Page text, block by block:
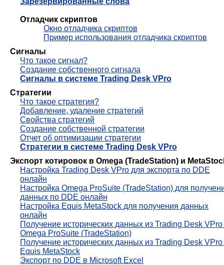
Отладчик скриптов
Окно отладчика скриптов
Пример использования отладчика скриптов
Сигналы
Что такое сигнал?
Создание собственного сигнала
Сигналы в системе Trading Desk VPro
Стратегии
Что такое стратегия?
Добавление, удаление стратегий
Свойства стратегий
Создание собственной стратегии
Отчет об оптимизации стратегии
Стратегии в системе Trading Desk VPro
Экспорт котировок в Omega (TradeStation) и
Настройка Trading Desk VPro для экспорта по DDE
онлайн
Настройка Omega ProSuite (TradeStation) для
данных по DDE онлайн
Настройка Equis MetaStock для получения данных
онлайн
Получение исторических данных из Trading Desk VPro
Omega ProSuite (TradeStation)
Получение исторических данных из Trading Desk VPro
Equis MetaStock
Экспорт по DDE в Microsoft Excel